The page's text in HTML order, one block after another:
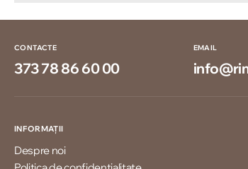
CONTACTE
373 78 86 60 00
EMAIL
INFORMAȚII
Despre noi